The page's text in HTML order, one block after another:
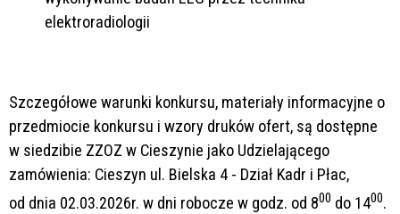
elektroradiologii
Szczegółowe warunki konkursu, materiały informacyjne o
przedmiocie konkursu i wzory druków ofert, są dostępne
w siedzibie ZZOZ w Cieszynie jako Udzielającego
zamówienia: Cieszyn ul. Bielska 4 - Dział Kadr i Płac,
od dnia 02.03.2026r. w dni robocze w godz. od 800 do 1400.